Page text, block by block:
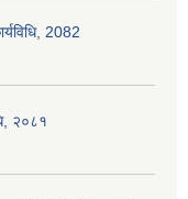
2082
२०८१